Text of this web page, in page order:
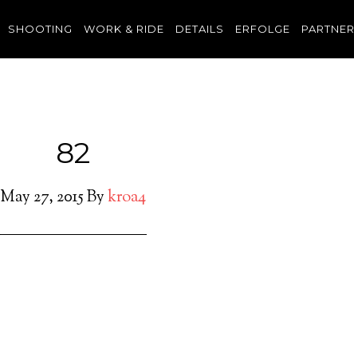
SHOOTING WORK & RIDE DETAILS ERFOLGE PARTNER
82
May 27, 2015Bykroa4